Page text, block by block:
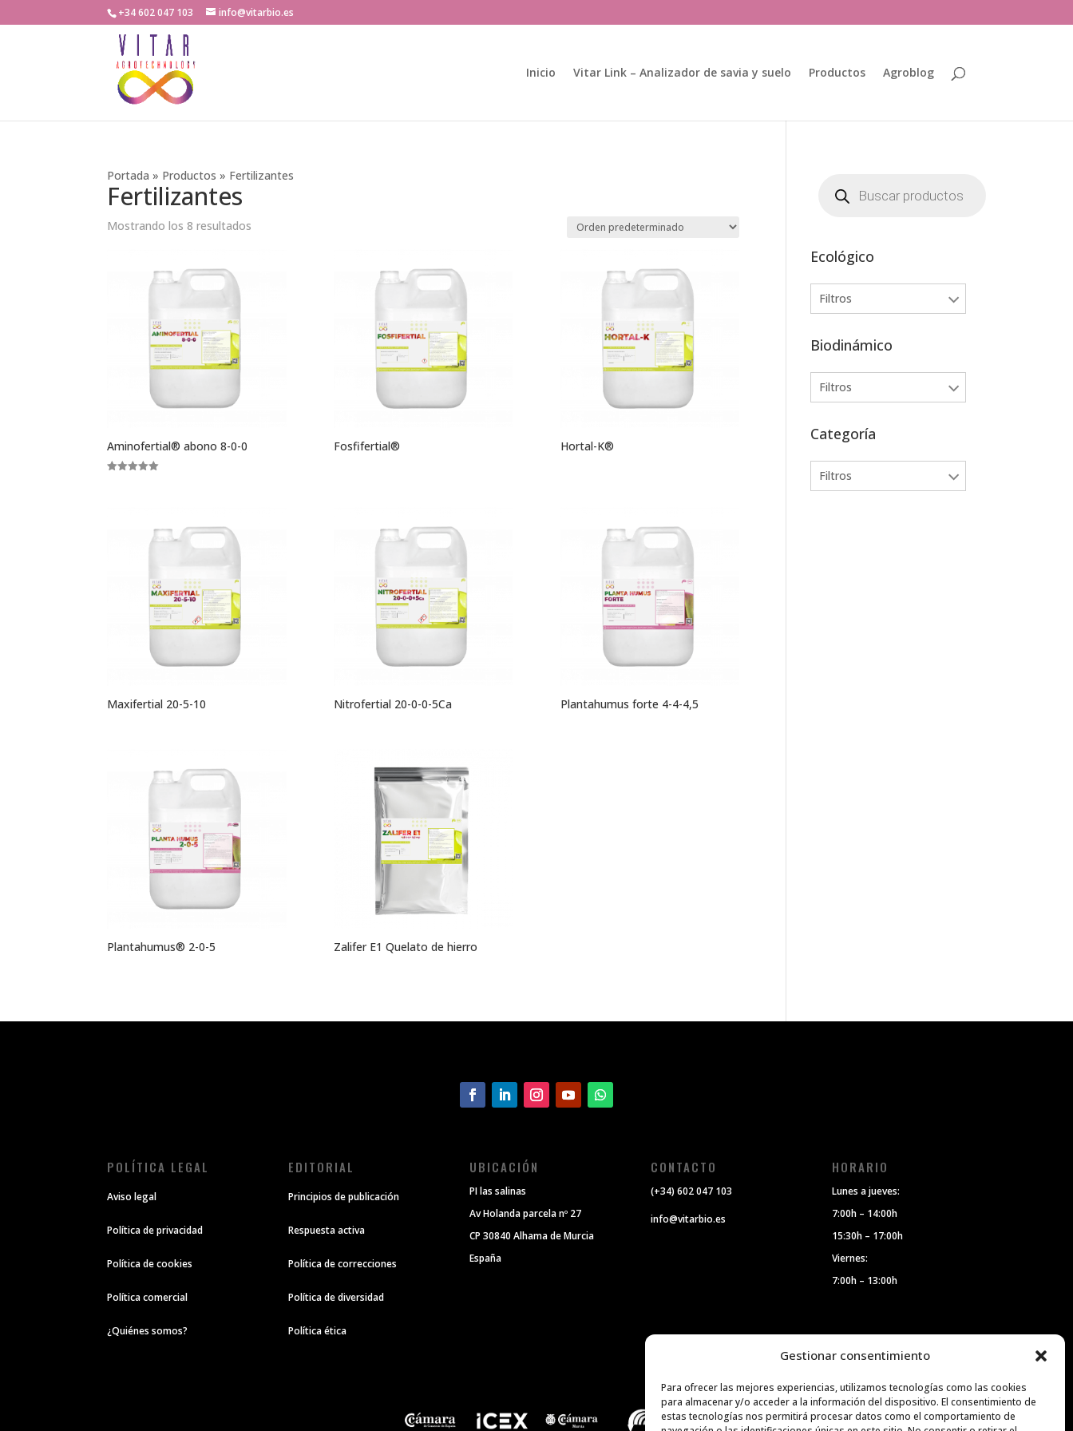
Gestionar consentimiento
Para ofrecer las mejores experiencias, utilizamos tecnologías como las cookies
para almacenar y/o acceder a la información del dispositivo. El consentimiento de
estas tecnologías nos permitirá procesar datos como el comportamiento de
+34 602 047 103 info@vitarbio.es
Inicio Vitar Link – Analizador de savia y suelo Productos Agroblog
Portada » Productos » Fertilizantes
Fertilizantes
Mostrando los 8 resultados
Aminofertial® abono 8-0-0 Fosfifertial® Hortal-K®
Maxifertial 20-5-10 Nitrofertial 20-0-0-5Ca Plantahumus forte 4-4-4,5
Plantahumus® 2-0-5 Zalifer E1 Quelato de hierro
productos
Ecológico
Filtros
Biodinámico
Filtros
Categoría
Filtros
POLÍTICA LEGAL
Aviso legal
Política de privacidad
Política de cookies
Política comercial
¿Quiénes somos?
EDITORIAL
Principios de publicación
Respuesta activa
Política de correcciones
Política de diversidad
Política ética
UBICACIÓN
PI las salinas
Av Holanda parcela nº 27
CP 30840 Alhama de Murcia
España
CONTACTO
(+34) 602 047 103
info@vitarbio.es
HORARIO
Lunes a jueves:
7:00h – 14:00h
15:30h – 17:00h
Viernes:
7:00h – 13:00h